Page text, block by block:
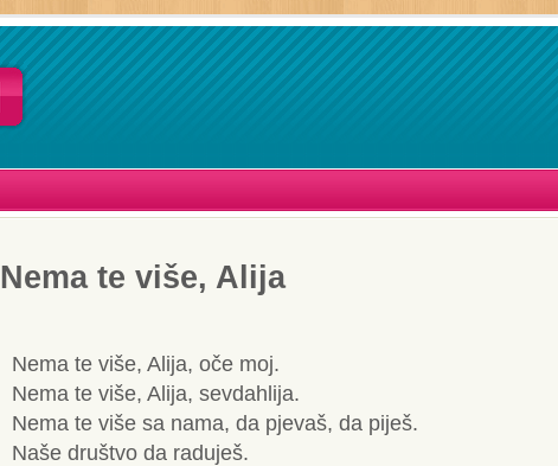
Nema te više, Alija
Nema te više, Alija, oče moj.
Nema te više, Alija, sevdahlija.
Nema te više sa nama, da pjevaš, da piješ.
Naše društvo da raduješ.